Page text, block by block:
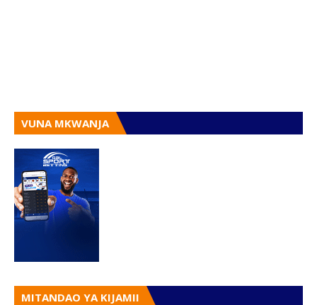
VUNA MKWANJA
MITANDAO YA KIJAMII